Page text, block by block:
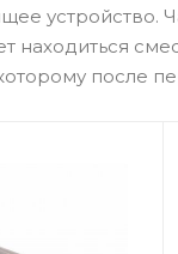
устройство.
после